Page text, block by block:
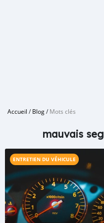
Accueil /Blog/Mots clés
mauvais
ENTRETIEN DU VÉHICULE